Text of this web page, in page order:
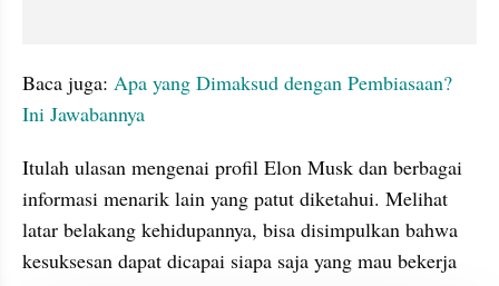
Baca juga: Apa yang Dimaksud dengan Pembiasaan?
Ini Jawabannya
Itulah ulasan mengenai profil Elon Musk dan berbagai
informasi menarik lain yang patut diketahui. Melihat
latar belakang kehidupannya, bisa disimpulkan bahwa
kesuksesan dapat dicapai siapa saja yang mau bekerja